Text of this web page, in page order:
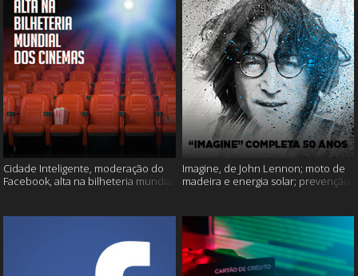
Cidade Inteligente, moderação do
Facebook, alta na bilheteria mundial
Imagine, de John Lennon; moto de
madeira e energia solar; prevenção